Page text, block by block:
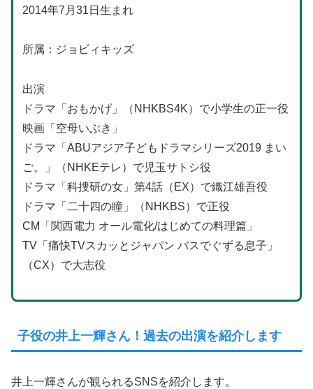
2014年7月31日生まれ
所属：ジョビィキッズ
出演
ドラマ「おもかげ」（NHKBS4K）で小学生の正一役
映画「空母いぶき」
ドラマ「ABUアジア子どもドラマシリーズ2019 まい
ご。」（NHKEテレ）で児玉サトシ役
ドラマ「科捜研の女」第4話（EX）で織江雄吾役
ドラマ「二十四の瞳」（NHKBS）で正役
CM「関西電力 オール電化/はじめての料理篇」
TV「痛快TVスカッとジャパン バスでぐずる息子」
（CX）で大志役
子役の井上一輝さん！過去の出演を紹介します
井上一輝さんが観られるSNSを紹介します。